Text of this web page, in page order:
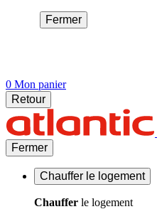
Fermer
0 Mon panier
Retour
Fermer
Chauffer le logement
Chauffer le logement